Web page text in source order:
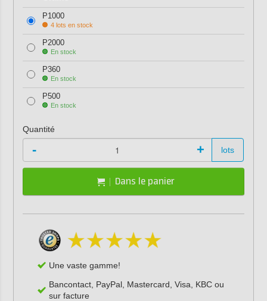
P1000
4 lots en stock
P2000
En stock
P360
En stock
P500
En stock
Quantité
- + lots
Dans le panier
Une vaste gamme!
Bancontact, PayPal, Mastercard, Visa, KBC ou
sur facture